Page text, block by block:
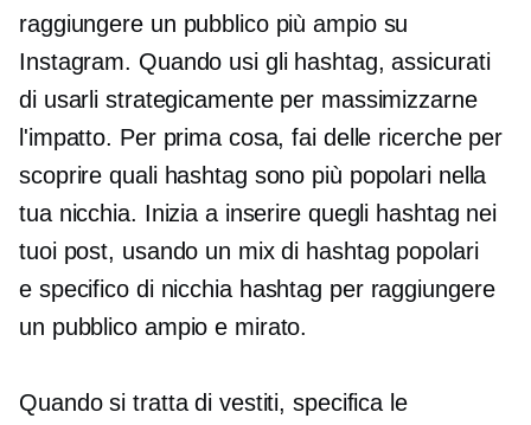
raggiungere un pubblico più ampio su
Instagram. Quando usi gli hashtag, assicurati
di usarli strategicamente per massimizzarne
l'impatto. Per prima cosa, fai delle ricerche per
scoprire quali hashtag sono più popolari nella
tua nicchia. Inizia a inserire quegli hashtag nei
tuoi post, usando un mix di hashtag popolari
e specifico di nicchiahashtag per raggiungere
un pubblico ampio e mirato.
Quando si tratta di vestiti, specifica le